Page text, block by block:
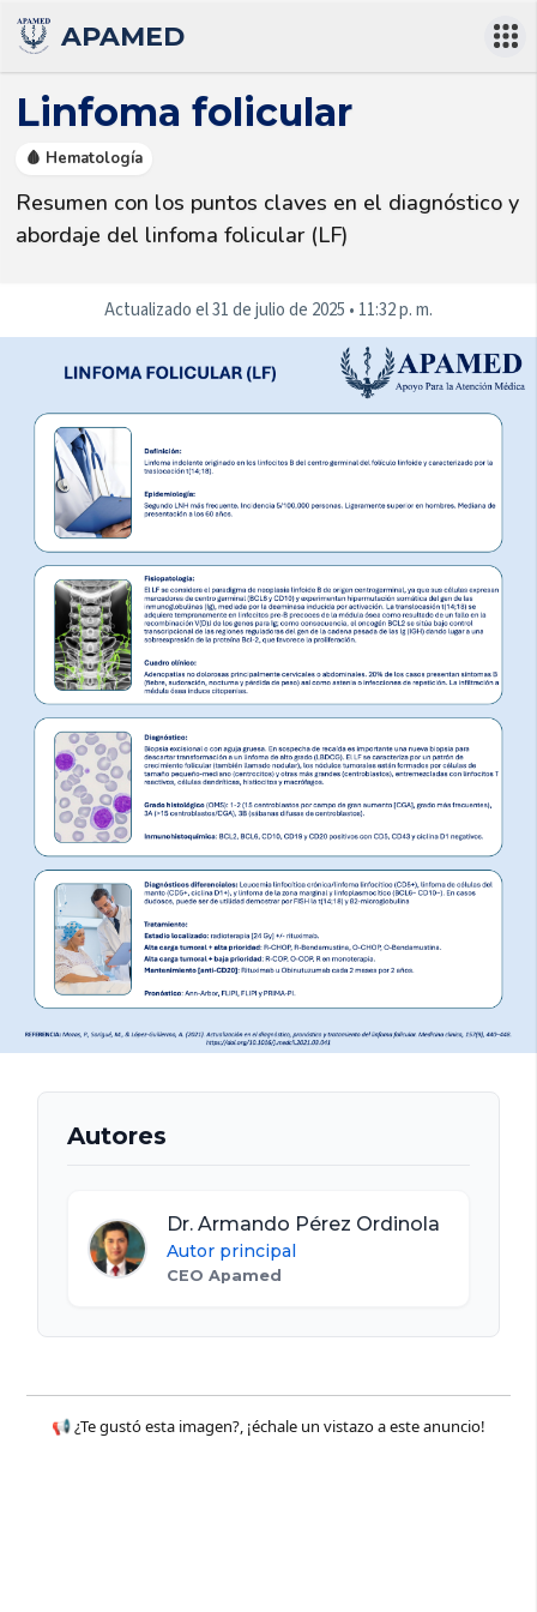
APAMED
Linfoma folicular
🩸 Hematología
Resumen con los puntos claves en el diagnóstico y
abordaje del linfoma folicular (LF)
Actualizado el31 de julio de 2025 • 11:32 p. m.
Autores
Dr. Armando Pérez Ordinola
Autor principal
CEO Apamed
📢 ¿Te gustó esta imagen?, ¡échale un vistazo a este anuncio!